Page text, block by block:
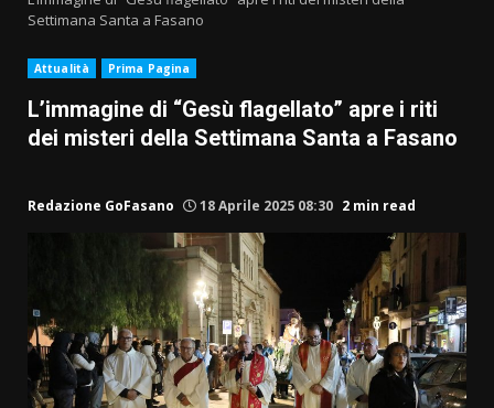
Settimana Santa a Fasano
Attualità Prima Pagina
L’immagine di “Gesù flagellato” apre i riti
dei misteri della Settimana Santa a Fasano
Redazione GoFasano 18 Aprile 2025 08:30 2 min read